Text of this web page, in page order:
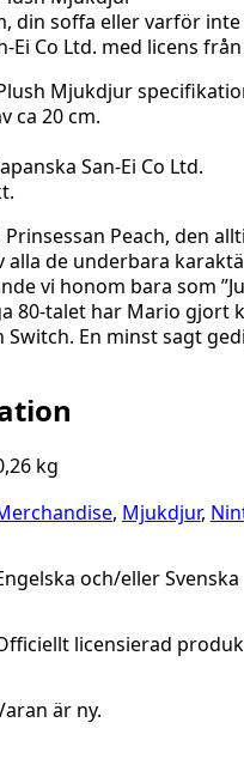
din soffa eller varför
Ei Co Ltd. med licens
Mjukdjur
ca 20 cm.
San-Ei Co Ltd.
Peach, den
de underbara
vi honom bara som
80-talet har Mario gjort
En minst sagt
kg
, Mjukdjur,
och/eller Svenska
licensierad
är ny.